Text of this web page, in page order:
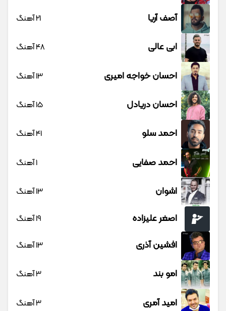
آصف آریا 21 آهنگ
ابی عالی 48 آهنگ
احسان خواجه امیری 13 آهنگ
احسان دریادل 15 آهنگ
احمد سلو 41 آهنگ
احمد صفایی 1 آهنگ
اشوان 13 آهنگ
اصغر علیزاده 19 آهنگ
افشین آذری 13 آهنگ
امو بند 3 آهنگ
امید آمری 3 آهنگ